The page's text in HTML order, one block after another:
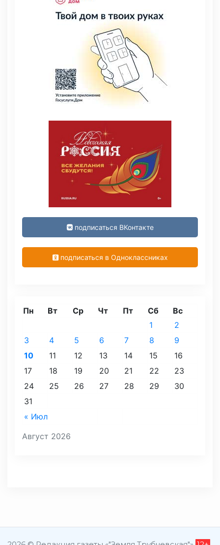
подписаться ВКонтакте
подписаться в Одноклассниках
Август 2026
Пн Вт Ср Чт Пт Сб Вс
« Июл
1
2
3
4 5 6 7 8
9
10
11 12 13 14 15
16
17
18 19 20 21 22
23
24
25 26 27 28 29
30
31